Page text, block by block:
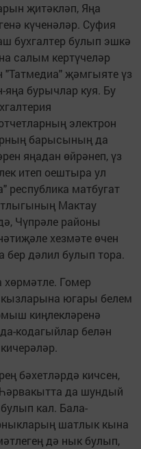
җитәкләп, Яңа
күченәләр. Суфия
бухгалтер булып эшкә
салым кертүчеләр
"Татмедиа" җәмгыяте үз
яңа бурычлар куя. Бу
электрон
барысының да
яңадан өйрәнеп, үз
итеп оештыра ул
республика матбугат
Мактау
Чүпрәле районы
хезмәте өчен
бер дәлил булып тора.
хөрмәтле. Гомер
югары белем
киңлекләренә
кодагыйлар белән
бәхетләрдә кичсен,
да шундый
кал. Бала-
шатлык кына
дә нык булып,